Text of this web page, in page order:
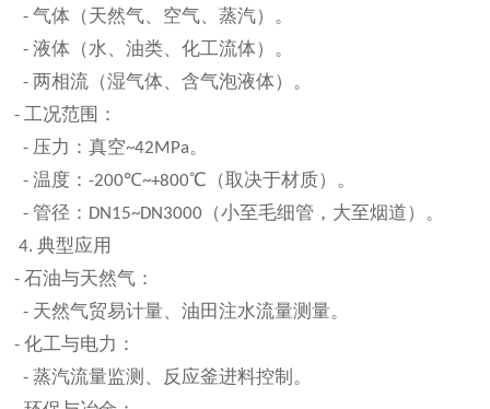
-气体（天然气、空气、蒸汽）。
-液体（水、油类、化工流体）。
- 两相流（湿气体、含气泡液体）。
-工况范围：
- 压力：真空~42MPa。
-温度：-200℃~+800℃（取决于材质）。
-管径： DN15~DN3000 （小至毛细管，大至烟道）。
4.典型应用
-石油与天然气：
- 天然气贸易计量、油田注水流量测量。
-化工与电力：
-蒸汽流量监测、反应釜进料控制。